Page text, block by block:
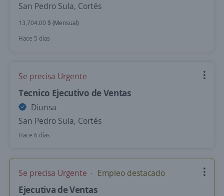
San Pedro Sula, Cortés
13,704.00 $ (Mensual)
Hace 5 días
Se precisa Urgente
Tecnico Ejecutivo de Ventas
Diunsa
San Pedro Sula, Cortés
Hace 6 días
Se precisa Urgente Empleo destacado
Ejecutiva de Ventas